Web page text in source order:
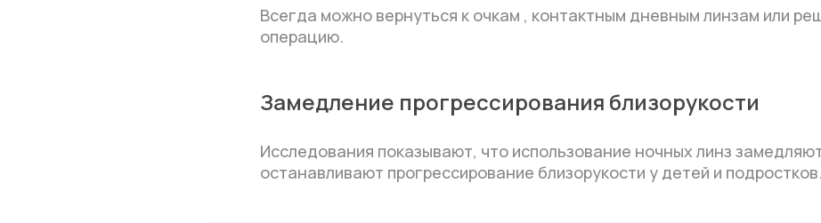
Всегда можно вернуться к очкам , контактным дневным линзам или
операцию.
Замедление прогрессирования близорукости
Исследования показывают, что использование ночных линз
останавливают прогрессирование близорукости у детей и подростков.